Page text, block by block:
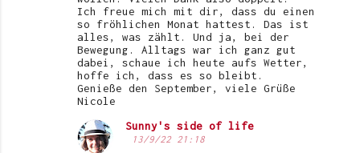
Ich freue mich mit dir, dass du einen
so fröhlichen Monat hattest. Das ist
alles, was zählt. Und ja, bei der
Bewegung. Alltags war ich ganz gut
dabei, schaue ich heute aufs Wetter,
hoffe ich, dass es so bleibt.
Genieße den September, viele Grüße
Nicole
Sunny's side of life
13/9/22 21:18